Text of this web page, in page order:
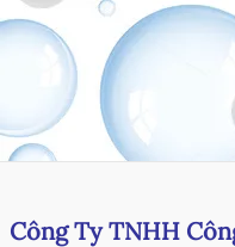
Công Ty TNHH